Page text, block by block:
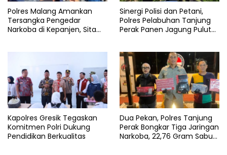
Polres Malang Amankan
Tersangka Pengedar
Narkoba di Kepanjen, Sita
Sinergi Polisi dan Petani,
Polres Pelabuhan Tanjung
Perak Panen Jagung Pulut
Kapolres Gresik Tegaskan
Komitmen Polri Dukung
Pendidikan Berkualitas
Dua Pekan, Polres Tanjung
Perak Bongkar Tiga Jaringan
Narkoba, 22,76 Gram Sabu